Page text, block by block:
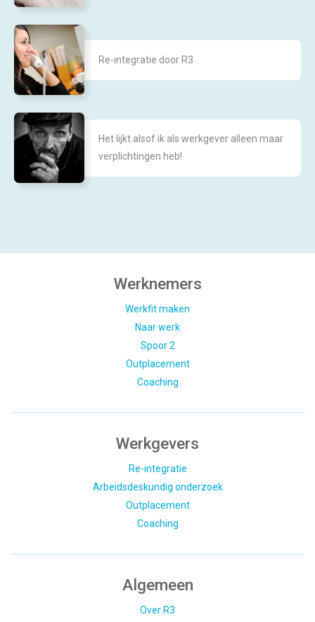
Re-integratie door R3
Het lijkt alsof ik als werkgever alleen maar
verplichtingen heb!
Werknemers
Werkfit maken
Naar werk
Spoor 2
Outplacement
Coaching
Werkgevers
Re-integratie
Arbeidsdeskundig onderzoek
Outplacement
Coaching
Algemeen
Over R3